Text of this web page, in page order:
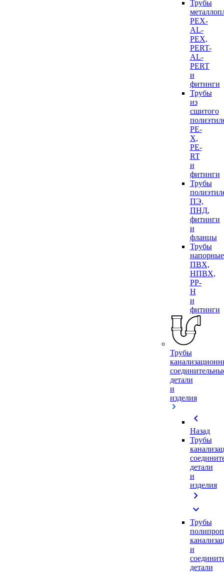
Трубы
PEX-
AL-
PEX,
PERT-
AL-
PERT
и
фитинги
Трубы
из
сшитого
PE-
X,
PE-
RT
и
фитинги
Трубы
ПЭ,
ПНД,
фитинги
и
фланцы
Трубы
напорные
ПВХ,
НПВХ,
PP-
H
и
фитинги
Трубы
детали
и
изделия
chevron_left
Назад
Трубы
детали
и
изделия
chevron_right
expand_more
Трубы
и
детали